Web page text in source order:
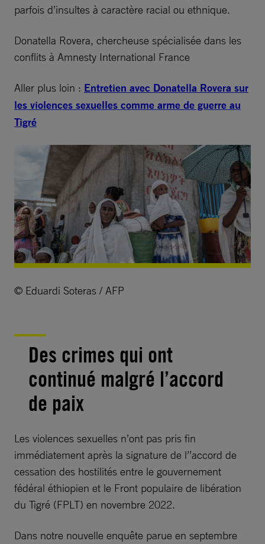
parfois d’insultes à caractère racial ou ethnique.
Donatella Rovera, chercheuse spécialisée dans les
conflits à Amnesty International France
Aller plus loin : Entretien avec Donatella Rovera sur
les violences sexuelles comme arme de guerre au
Tigré
© Eduardi Soteras / AFP
Des crimes qui ont
continué malgré l’accord
de paix
Les violences sexuelles n’ont pas pris fin
immédiatement après la signature de l’’accord de
cessation des hostilités entre le gouvernement
fédéral éthiopien et le Front populaire de libération
du Tigré (FPLT) en novembre 2022.
Dans notre nouvelle enquête parue en septembre